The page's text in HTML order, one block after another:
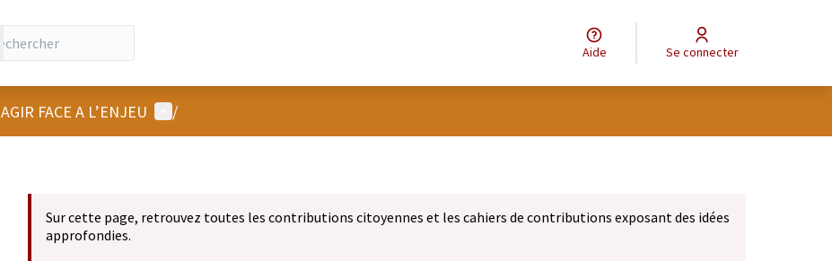
Aide Se connecter
AGIR FACE A L’ENJEU Menu utilisateur
/
Sur cette page, retrouvez toutes les contributions citoyennes et les cahiers de contributions exposant des idées
approfondies.